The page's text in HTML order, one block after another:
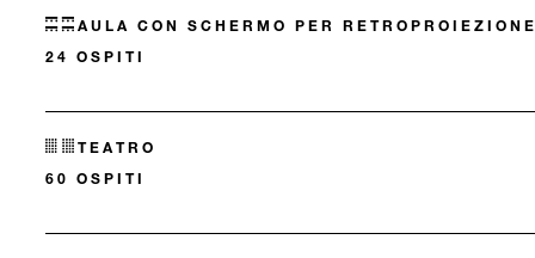
AULA CON SCHERMO PER
24 OSPITI
TEATRO
60 OSPITI